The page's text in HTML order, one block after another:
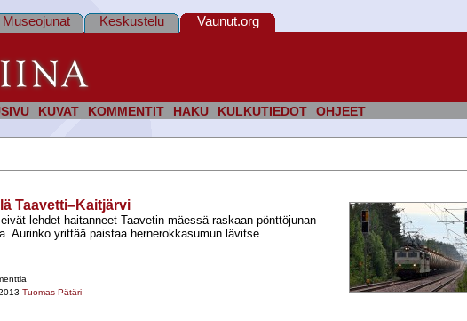
KUVAT KOMMENTIT HAKU KULKUTIEDOT OHJEET
Museojunat Keskustelu Vaunut.org
Taavetti–Kaitjärvi
lehdet haitanneet Taavetin mäessä raskaan pönttöjunan
Aurinko yrittää paistaa hernerokkasumun lävitse.
Tuomas Pätäri